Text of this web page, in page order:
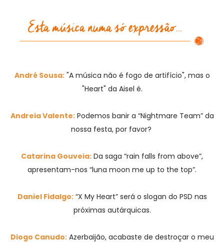
André Sousa:"A música não é fogo de artifício", mas o
"Heart" da Aisel é.
Andreia Valente:Podemos banir a “Nightmare Team” da
nossa festa, por favor?
Catarina Gouveia: Da saga “rain falls from above”,
apresentam-nos “luna moon me up to the top”.
Daniel Fidalgo:“X My Heart” será o slogan do PSD nas
próximas autárquicas.
Diogo Canudo:Azerbaijão, acabaste de destroçar o meu